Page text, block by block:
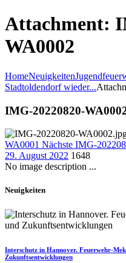
Attachment:
WA0002
HomeNeuigkeiten
Stadtoldendorf wieder...
IMG-20220820-
WA0001 Nächste IMG-
29. August 2022 1648
No image description ...
Neuigkeiten
Interschutz in Hannover. Feuerwehr-
Zukunftsentwicklungen